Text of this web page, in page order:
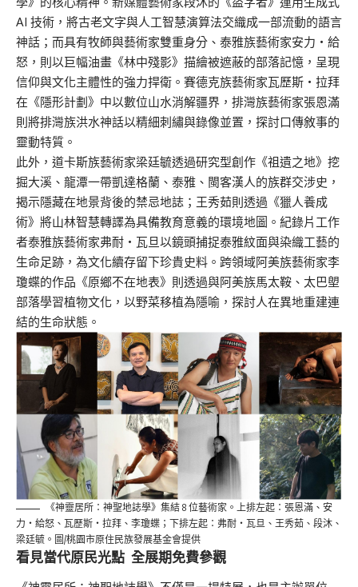
AI 技術，將古老文字與人工智慧演算法交織成一部流動的語言
神話；而具有牧師與藝術家雙重身分、泰雅族藝術家安力・給
怒，則以巨幅油畫《林中殘影》描繪被遮蔽的部落記憶，呈現
信仰與文化主體性的強力捍衛。賽德克族藝術家瓦歷斯・拉拜
在《隱形計劃》中以數位山水消解疆界，排灣族藝術家張恩滿
則將排灣族洪水神話以精細刺繡與錄像並置，探討口傳敘事的
靈動特質。
此外，道卡斯族藝術家梁廷毓透過研究型創作《祖遺之地》挖
掘大溪、龍潭一帶凱達格蘭、泰雅、閩客漢人的族群交涉史，
揭示隱藏在地景背後的禁忌地誌；王秀茹則透過《獵人養成
術》將山林智慧轉譯為具備教育意義的環境地圖。紀錄片工作
者泰雅族藝術家弗耐・瓦旦以鏡頭捕捉泰雅紋面與染織工藝的
生命足跡，為文化續存留下珍貴史料。跨領域阿美族藝術家李
瓊蝶的作品《原鄉不在地表》則透過與阿美族馬太鞍、太巴塱
部落學習植物文化，以野菜移植為隱喻，探討人在異地重建連
結的生命狀態。
《神靈居所：神聖地誌學》集結 8 位藝術家。上排左起：張恩滿、安
力・給怒、瓦歷斯・拉拜、李瓊蝶；下排左起：弗耐・瓦旦、王秀茹、段沐、
梁廷毓。圖/桃園市原住民族發展基金會提供
看見當代原民光點 全展期免費參觀